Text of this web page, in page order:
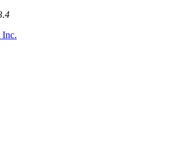
Inc.